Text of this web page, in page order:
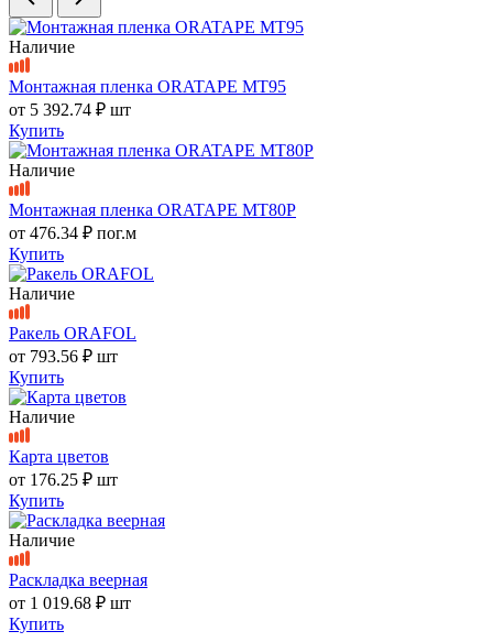
Наличие
Монтажная пленка ORATAPE MT95
от 5 392.74 ₽ шт
Купить
Наличие
Монтажная пленка ORATAPE MT80P
от 476.34 ₽ пог.м
Купить
Наличие
Ракель ORAFOL
от 793.56 ₽ шт
Купить
Наличие
Карта цветов
от 176.25 ₽ шт
Купить
Наличие
Раскладка веерная
от 1 019.68 ₽ шт
Купить